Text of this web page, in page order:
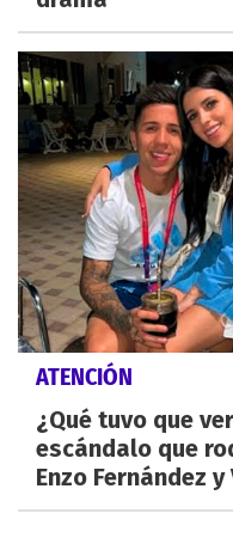
ATENCIÓN
¿Qué tuvo que
escándalo que
Enzo Fernández